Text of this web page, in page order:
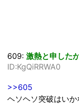
609: 激熱と申した
ID:KgQiRRWA0
>>605
ヘソヘソ突破はい